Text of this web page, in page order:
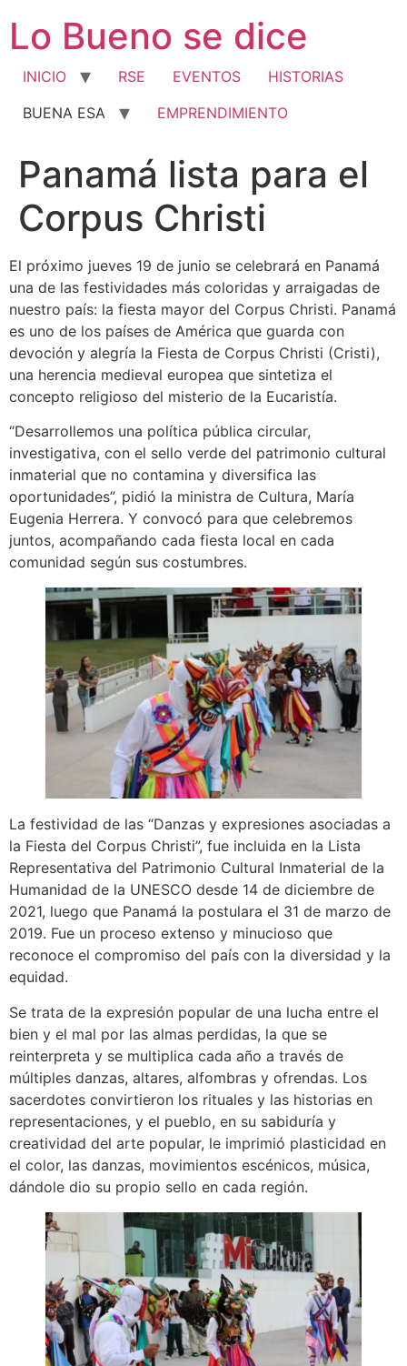
contenido
Lo Bueno se dice
INICIO RSE EVENTOS
HISTORIAS
BUENA ESA
EMPRENDIMIENTO
Panamá lista para el
Corpus Christi
El próximo jueves 19 de junio se celebrará en Panamá
una de las festividades más coloridas y arraigadas de
nuestro país: la fiesta mayor del Corpus Christi. Panamá
es uno de los países de América que guarda con
devoción y alegría la Fiesta de Corpus Christi (Cristi),
una herencia medieval europea que sintetiza el
concepto religioso del misterio de la Eucaristía.
“Desarrollemos una política pública circular,
investigativa, con el sello verde del patrimonio cultural
inmaterial que no contamina y diversifica las
oportunidades”, pidió la ministra de Cultura, María
Eugenia Herrera. Y convocó para que celebremos
juntos, acompañando cada fiesta local en cada
comunidad según sus costumbres.
La festividad de las “Danzas y expresiones asociadas a
la Fiesta del Corpus Christi”, fue incluida en la Lista
Representativa del Patrimonio Cultural Inmaterial de la
Humanidad de la UNESCO desde 14 de diciembre de
2021, luego que Panamá la postulara el 31 de marzo de
2019. Fue un proceso extenso y minucioso que
reconoce el compromiso del país con la diversidad y la
equidad.
Se trata de la expresión popular de una lucha entre el
bien y el mal por las almas perdidas, la que se
reinterpreta y se multiplica cada año a través de
múltiples danzas, altares, alfombras y ofrendas. Los
sacerdotes convirtieron los rituales y las historias en
representaciones, y el pueblo, en su sabiduría y
creatividad del arte popular, le imprimió plasticidad en
el color, las danzas, movimientos escénicos, música,
dándole dio su propio sello en cada región.